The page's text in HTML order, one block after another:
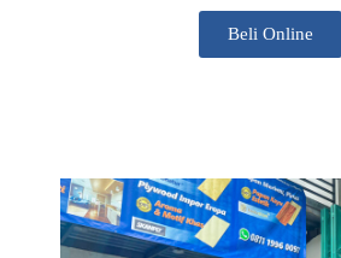
Beli Online